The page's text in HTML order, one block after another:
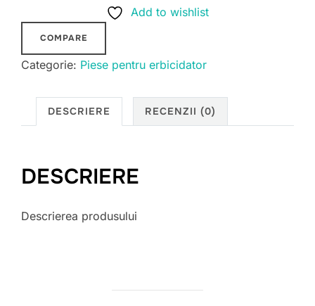
Add to wishlist
COMPARE
Categorie: Piese pentru erbicidator
DESCRIERE RECENZII (0)
DESCRIERE
Descrierea produsului